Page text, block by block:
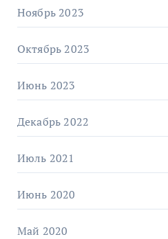
Ноябрь 2023
Октябрь 2023
Июнь 2023
Декабрь 2022
Июль 2021
Июнь 2020
Май 2020